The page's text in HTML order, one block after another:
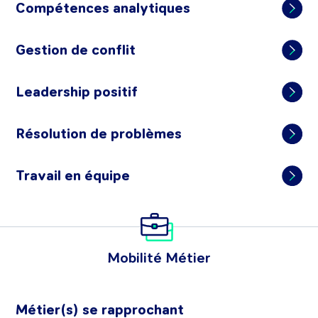
Compétences analytiques
Gestion de conflit
Leadership positif
Résolution de problèmes
Travail en équipe
Mobilité Métier
Métier(s) se rapprochant